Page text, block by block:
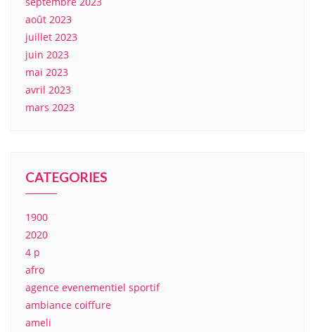
août 2023
juillet 2023
juin 2023
mai 2023
avril 2023
mars 2023
CATEGORIES
1900
2020
4 p
afro
agence evenementiel sportif
ambiance coiffure
ameli